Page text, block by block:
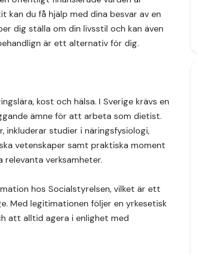
du få hjälp med dina besvar av en
dig ställa om din livsstil och kan även
är ett alternativ för dig.
kost och hälsa. I Sverige krävs en
ämne för att arbeta som dietist.
inkluderar studier i näringsfysiologi,
vetenskaper samt praktiska moment
relevanta verksamheter.
hos Socialstyrelsen, vilket är ett
Med legitimationen följer en yrkesetisk
att alltid agera i enlighet med